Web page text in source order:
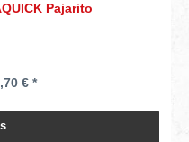
Pajarito
€ *